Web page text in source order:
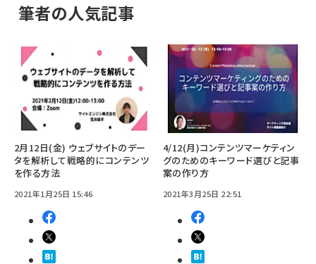
筆者の人気記事
2月12日(金) ウェブサイトのデー
タを解析して戦略的にコンテンツ
を作る方法
2021年1月25日 15:46
4/12(月)コンテンツマーケティン
グのためのキーワード選びと記事
案の作り方
2021年3月25日 22:51